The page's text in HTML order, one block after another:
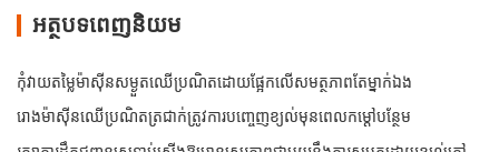
អត្ថបទពេញនិយម
កុំវាយតម្លៃម៉ាស៊ីនសម្ងួតឈើប្រណិតដោយផ្អែកលើសមត្ថភាពតែម្នាក់ឯង
រោងម៉ាស៊ីនឈើប្រណិតត្រជាក់ត្រូវការបញ្ចេញខ្យល់មុនពេលកម្តៅបន្ថែម